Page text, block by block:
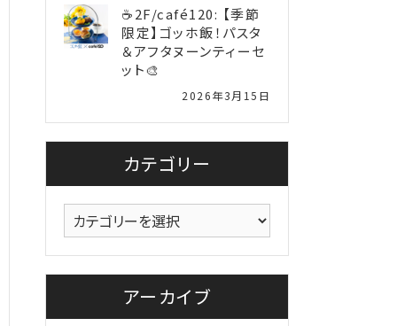
☕2F/café120: 【季節
限定】ゴッホ飯！パスタ
＆アフタヌーンティーセ
ット🎨
2026年3月15日
カテゴリー
カ
テ
ゴ
アーカイブ